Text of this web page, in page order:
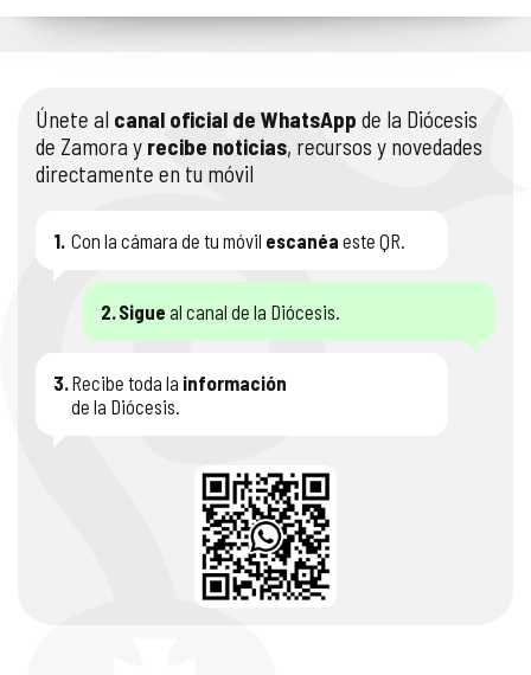
Únete al canal oficial de WhatsApp de la Diócesis
de Zamora y recibe noticias, recursos y novedades
directamente en tu móvil
1. Con la cámara de tu móvil escanéa este QR.
2.Sigue al canal de la Diócesis.
3.Recibe toda la información
de la Diócesis.